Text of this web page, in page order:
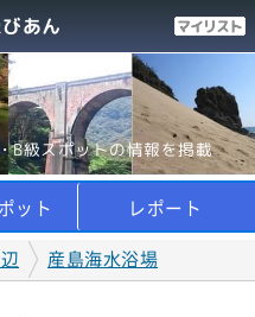
あん
B級スポットの情報を掲載
ット
レポート
産島海水浴場